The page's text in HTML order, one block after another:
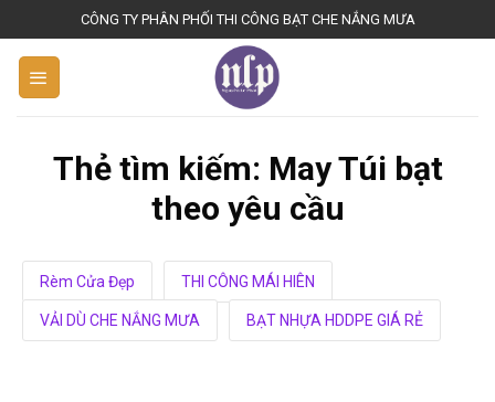
k
CÔNG TY PHÂN PHỐI THI CÔNG BẠT CHE NẮNG MƯA
Thẻ tìm kiếm: May Túi bạt
theo yêu cầu
Rèm Cửa Đẹp THI CÔNG MÁI HIÊN
VẢI DÙ CHE NẮNG MƯA BẠT NHỰA HDDPE GIÁ RẺ